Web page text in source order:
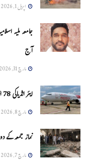
اپریل 1, 2026
جامعہ ملیہ
آج
مارچ 31, 2026
ایئر انڈیاکی 78 اضافی پروازوں کی شروعات
مارچ 8, 2026
نماز جمعہ کے
مارچ 7, 2026